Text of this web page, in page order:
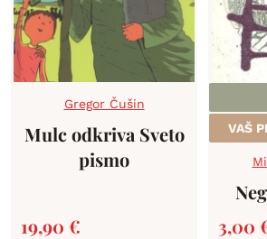
Gregor Čušin
Mulc odkriva Sveto
pismo
19,90 €
VAŠ
3,00